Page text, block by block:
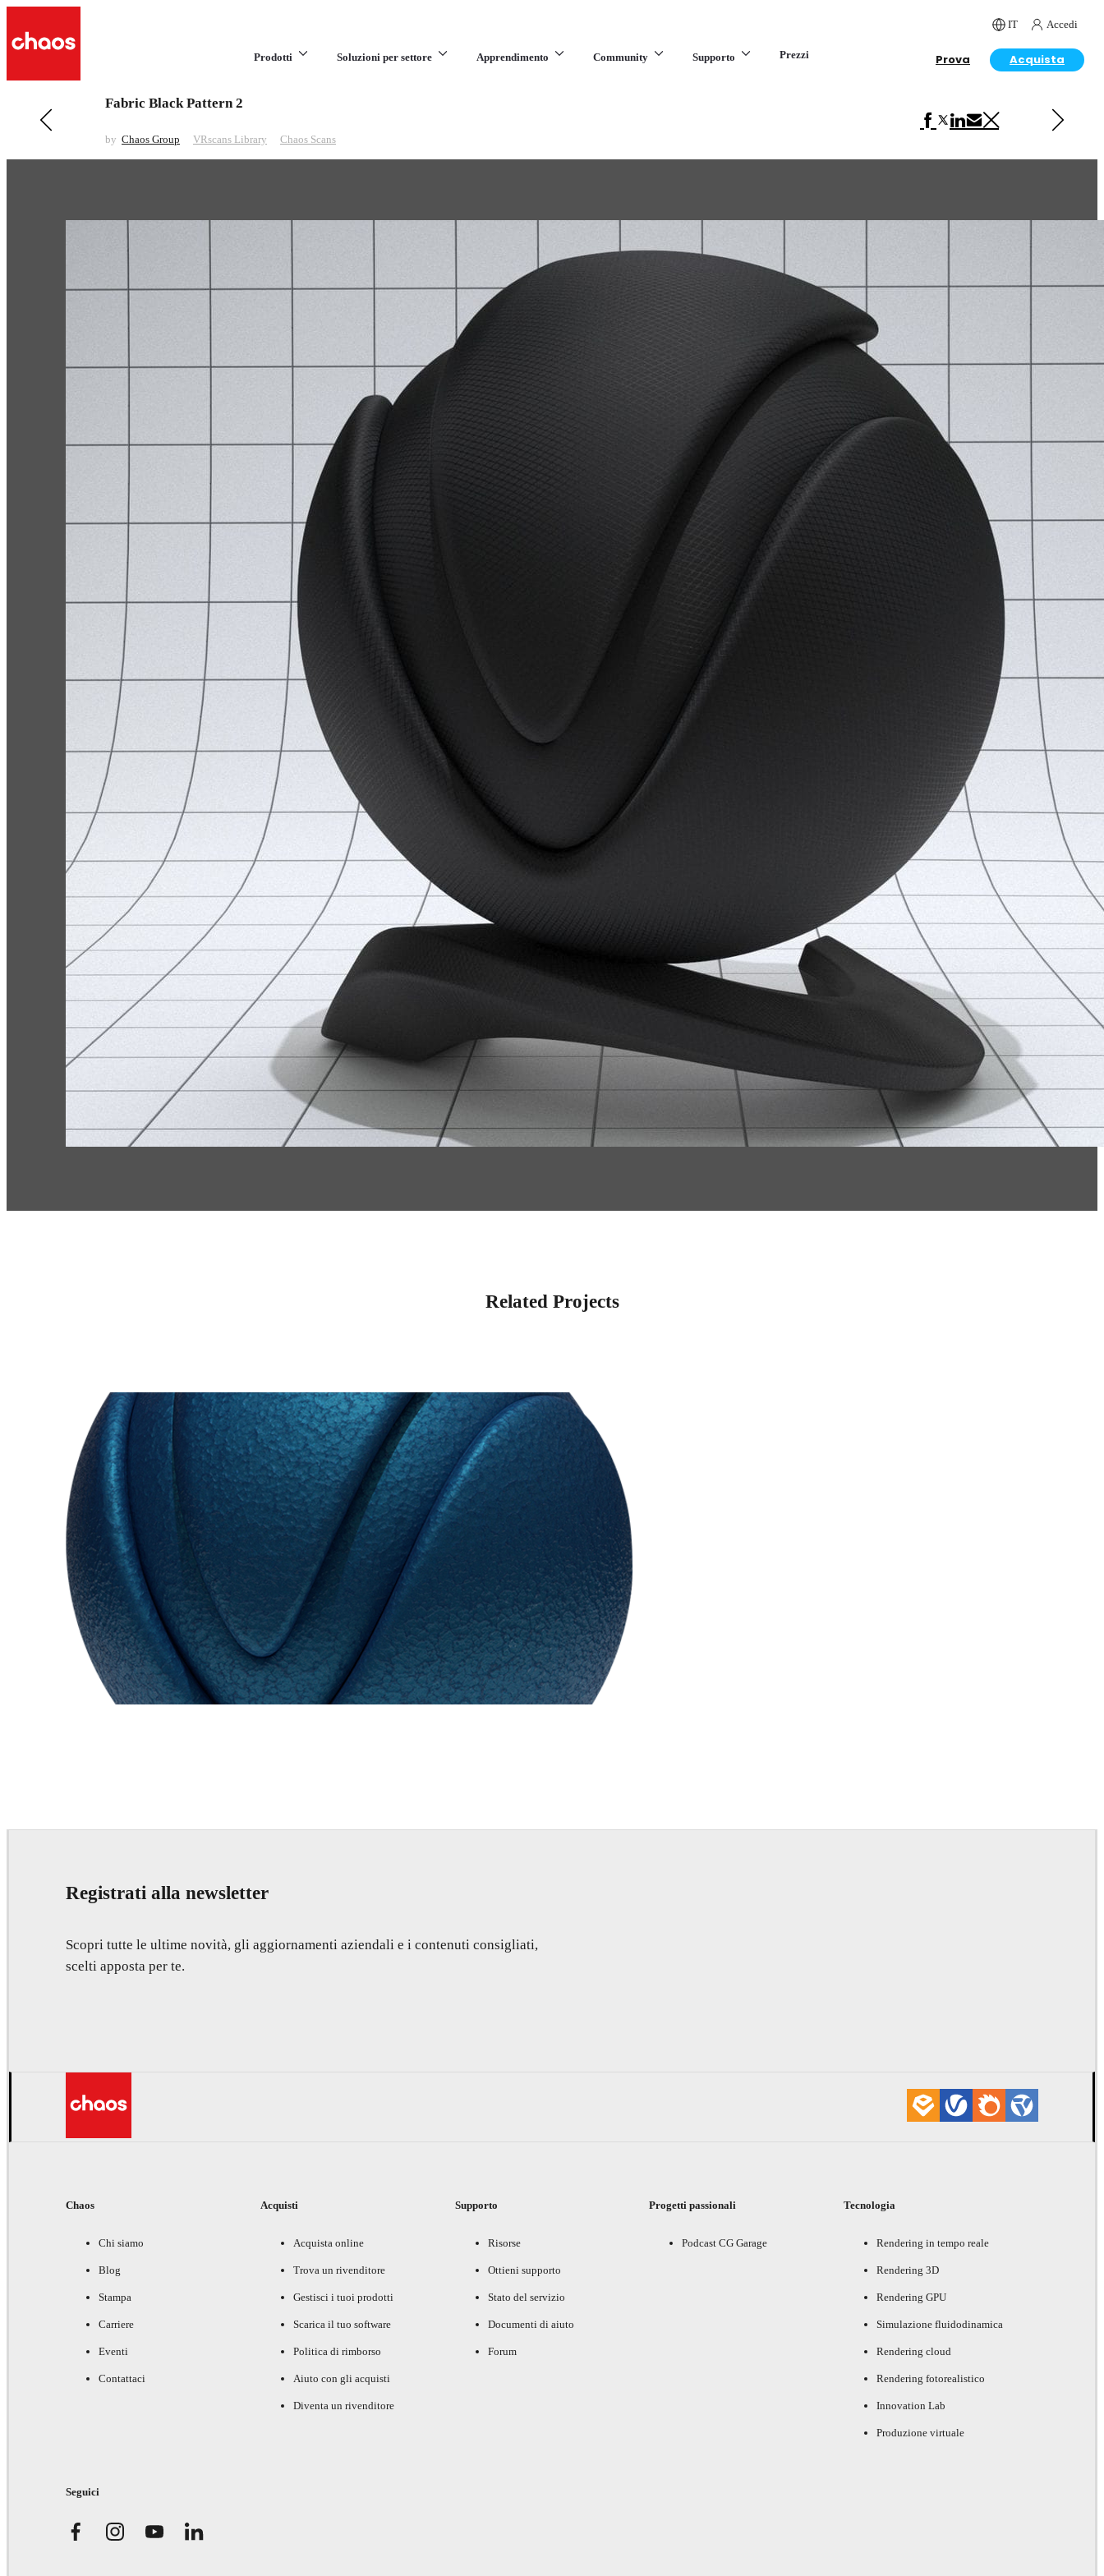
IT Accedi
Prodotti Soluzioni per settore Apprendimento Community Supporto Prezzi Prova Acquista
Previous in VRscans Library
Fabric Black Pattern 2
by Chaos Group VRscans Library Chaos Scans
Fabric Black 2
Related Projects
Registrati alla newsletter
Scopri tutte le ultime novità, gli aggiornamenti aziendali e i contenuti consigliati,
scelti apposta per te.
Chaos
Chi siamo
Blog
Stampa
Carriere
Eventi
Contattaci
Acquisti
Acquista online
Trova un rivenditore
Gestisci i tuoi prodotti
Scarica il tuo software
Politica di rimborso
Aiuto con gli acquisti
Diventa un rivenditore
Supporto
Risorse
Ottieni supporto
Stato del servizio
Documenti di aiuto
Forum
Progetti passionali
Podcast CG Garage
Tecnologia
Rendering in tempo reale
Rendering 3D
Rendering GPU
Simulazione fluidodinamica
Rendering cloud
Rendering fotorealistico
Innovation Lab
Produzione virtuale
Seguici